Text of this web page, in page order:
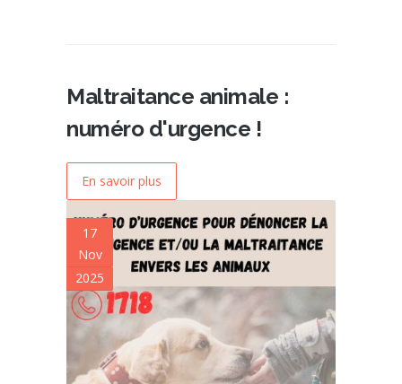
Maltraitance animale :
numéro d'urgence !
En savoir plus
17
Nov
2025